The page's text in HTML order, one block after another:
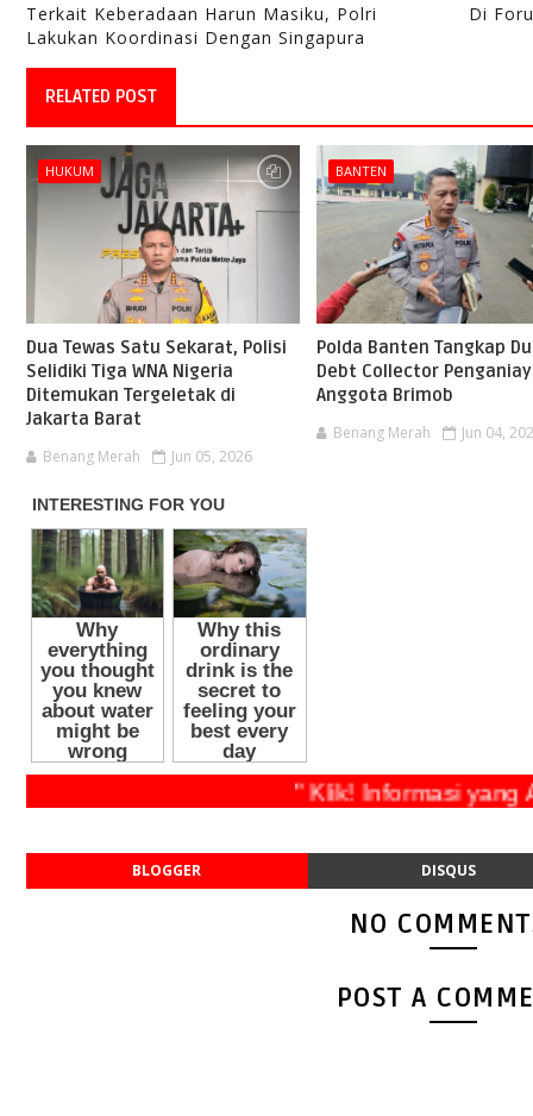
Terkait Keberadaan Harun Masiku, Polri
Lakukan Koordinasi Dengan Singapura
Di
RELATED POST
HUKUM
Dua Tewas Satu Sekarat, Polisi
Selidiki Tiga WNA Nigeria
Ditemukan Tergeletak di
Jakarta Barat
Benang Merah Jun 05, 2026
BANTEN
Polda Banten Tangkap
Debt Collector
Anggota Brimob
Benang Merah Jun 04,
" Klik! Informasi yang
BLOGGER DISQUS
NO
POST A